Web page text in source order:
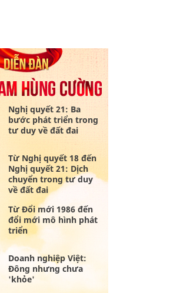
Nghị quyết 21: Ba
bước phát triển trong
tư duy về đất đai
Từ Nghị quyết 18 đến
Nghị quyết 21: Dịch
chuyển trong tư duy
về đất đai
Từ Đổi mới 1986 đến
đổi mới mô hình phát
triển
Doanh nghiệp Việt:
Đông nhưng chưa
'khỏe'